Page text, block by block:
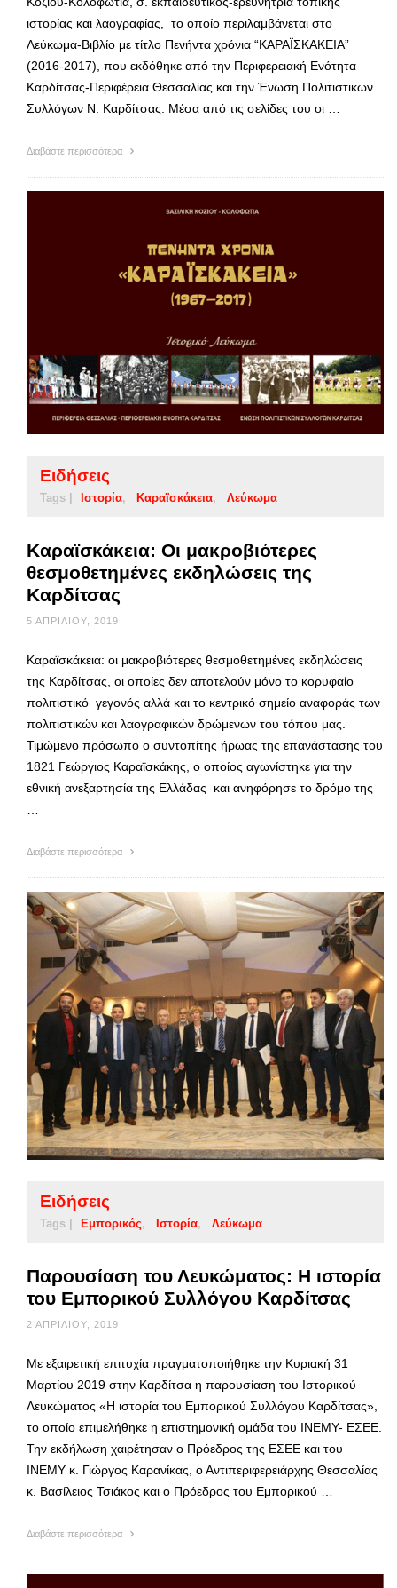
ιστορίας και λαογραφίας, το οποίο περιλαμβάνεται στο
Λεύκωμα-Βιβλίο με τίτλο Πενήντα χρόνια “ΚΑΡΑΪΣΚΑΚΕΙΑ”
(2016-2017), που εκδόθηκε από την Περιφερειακή Ενότητα
Καρδίτσας-Περιφέρεια Θεσσαλίας και την Ένωση Πολιτιστικών
Συλλόγων Ν. Καρδίτσας. Μέσα από τις σελίδες του οι …
Διαβάστε περισσότερα
Ειδήσεις
Tags | Ιστορία Καραϊσκάκεια Λεύκωμα
Καραϊσκάκεια: Oι μακροβιότερες
θεσμοθετημένες εκδηλώσεις της
Καρδίτσας
5 ΑΠΡΙΛΊΟΥ, 2019
Καραϊσκάκεια: οι μακροβιότερες θεσμοθετημένες εκδηλώσεις
της Καρδίτσας, οι οποίες δεν αποτελούν μόνο το κορυφαίο
πολιτιστικό γεγονός αλλά και το κεντρικό σημείο αναφοράς των
πολιτιστικών και λαογραφικών δρώμενων του τόπου μας.
Τιμώμενο πρόσωπο ο συντοπίτης ήρωας της επανάστασης του
1821 Γεώργιος Καραϊσκάκης, ο οποίος αγωνίστηκε για την
εθνική ανεξαρτησία της Ελλάδας και ανηφόρησε το δρόμο της
Διαβάστε περισσότερα
Ειδήσεις
Tags | Εμπορικός Ιστορία Λεύκωμα
Παρουσίαση του Λευκώματος: Η ιστορία
του Εμπορικού Συλλόγου Καρδίτσας
2 ΑΠΡΙΛΊΟΥ, 2019
Με εξαιρετική επιτυχία πραγματοποιήθηκε την Κυριακή 31
Μαρτίου 2019 στην Καρδίτσα η παρουσίαση του Ιστορικού
Λευκώματος «Η ιστορία του Εμπορικού Συλλόγου Καρδίτσας»,
το οποίο επιμελήθηκε η επιστημονική ομάδα του ΙΝΕΜΥ- ΕΣΕΕ.
Την εκδήλωση χαιρέτησαν ο Πρόεδρος της ΕΣΕΕ και του
ΙΝΕΜΥ κ. Γιώργος Καρανίκας, ο Αντιπεριφερειάρχης Θεσσαλίας
κ. Βασίλειος Τσιάκος και ο Πρόεδρος του Εμπορικού …
Διαβάστε περισσότερα